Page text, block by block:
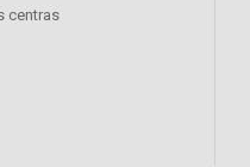
centras